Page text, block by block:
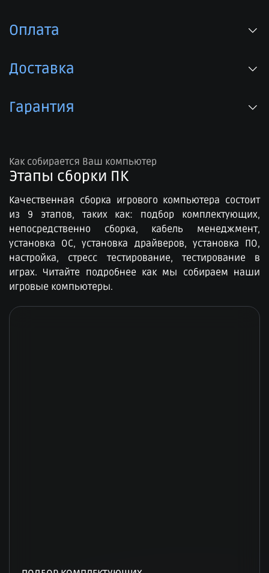
Оплата
Доставка
Гарантия
Как собирается Ваш компьютер
Этапы сборки ПК​
Качественная сборка игрового компьютера состоит
из 9 этапов, таких как: подбор комплектующих,
непосредственно сборка, кабель менеджмент,
установка ОС, установка драйверов, установка ПО,
настройка, стресс тестирование, тестирование в
играх. Читайте подробнее как мы собираем наши
игровые компьютеры.